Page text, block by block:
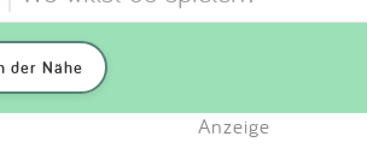
der Nähe
Anzeige